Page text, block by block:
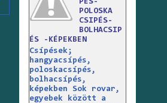
PÉS-
POLOSKA
CSIPÉS-
BOLHACSIP
ÉS -KÉPEKBEN
Csípések;
hangyacsípés,
poloskacsípés,
bolhacsípés,
képekben Sok rovar,
egyebek között a